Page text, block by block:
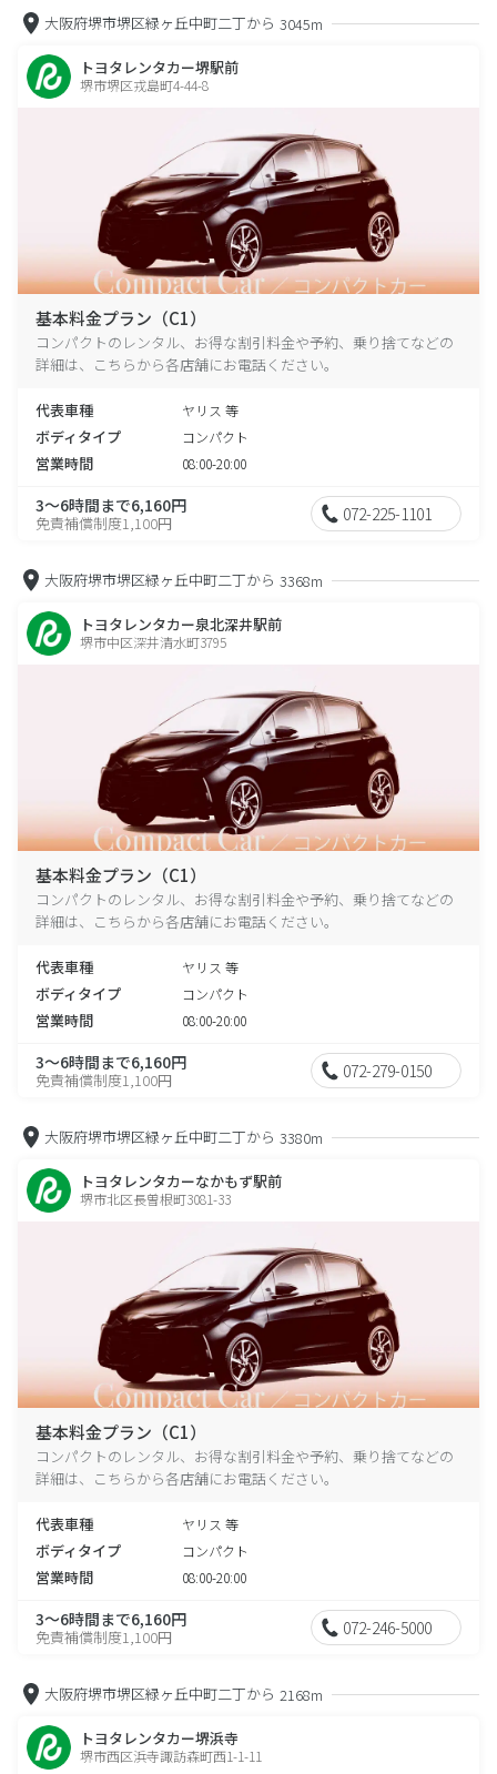
大阪府堺市堺区緑ヶ丘中町二丁から 3045m
トヨタレンタカー堺駅前
堺市堺区戎島町4-44-8
基本料金プラン（C1）
コンパクトのレンタル、お得な割引料金や予約、乗り捨てなどの
詳細は、こちらから各店舗にお電話ください。
代表車種 ヤリス 等
ボディタイプ コンパクト
営業時間 08:00-20:00
3～6時間まで6,160円
免責補償制度1,100円 072-225-1101
大阪府堺市堺区緑ヶ丘中町二丁から 3368m
トヨタレンタカー泉北深井駅前
堺市中区深井清水町3795
基本料金プラン（C1）
コンパクトのレンタル、お得な割引料金や予約、乗り捨てなどの
詳細は、こちらから各店舗にお電話ください。
代表車種 ヤリス 等
ボディタイプ コンパクト
営業時間 08:00-20:00
3～6時間まで6,160円
免責補償制度1,100円 072-279-0150
大阪府堺市堺区緑ヶ丘中町二丁から 3380m
トヨタレンタカーなかもず駅前
堺市北区長曽根町3081-33
基本料金プラン（C1）
コンパクトのレンタル、お得な割引料金や予約、乗り捨てなどの
詳細は、こちらから各店舗にお電話ください。
代表車種 ヤリス 等
ボディタイプ コンパクト
営業時間 08:00-20:00
3～6時間まで6,160円
免責補償制度1,100円 072-246-5000
大阪府堺市堺区緑ヶ丘中町二丁から 2168m
トヨタレンタカー堺浜寺
堺市西区浜寺諏訪森町西1-1-11